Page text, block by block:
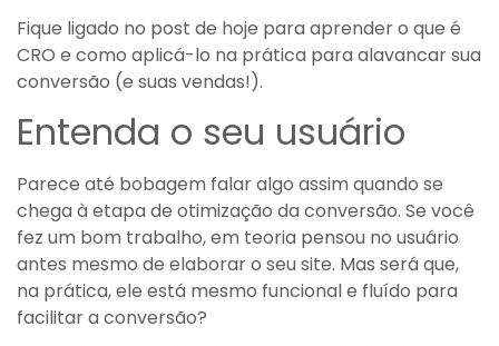
Fique ligado no post de hoje para aprender o que é
CRO e como aplicá-lo na prática para alavancar sua
conversão (e suas vendas!).
Entenda o seu usuário
Parece até bobagem falar algo assim quando se
chega à etapa de otimização da conversão. Se você
fez um bom trabalho, em teoria pensou no usuário
antes mesmo de elaborar o seu site. Mas será que,
na prática, ele está mesmo funcional e fluído para
facilitar a conversão?